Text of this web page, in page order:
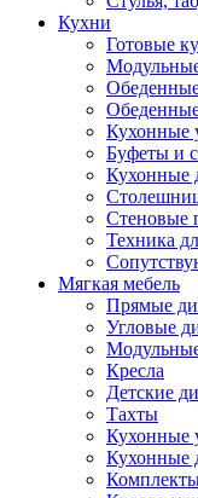
Кухни
Готовые
Кухонные
Буфеты и
Кухонные
Стеновые
Техника
Мягкая мебель
Прямые
Угловые
Кресла
Детские
Тахты
Кухонные
Кухонные